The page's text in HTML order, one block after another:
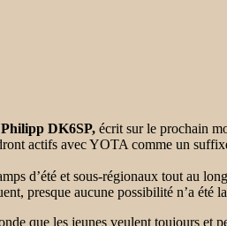
Philipp DK6SP, écrit sur le prochain
actifs avec YOTA comme un
d’été et sous-régionaux tout au
presque aucune possibilité n’a été
que les jeunes veulent toujours